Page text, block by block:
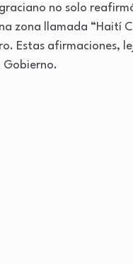
no solo
zona llamada “Haití
Estas afirmaciones,
Gobierno.